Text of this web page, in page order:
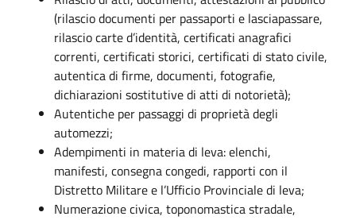
(rilascio documenti per passaporti e lasciapassare,
rilascio carte d’identità, certificati anagrafici
correnti, certificati storici, certificati di stato civile,
autentica di firme, documenti, fotografie,
dichiarazioni sostitutive di atti di notorietà);
Autentiche per passaggi di proprietà degli
automezzi;
Adempimenti in materia di leva: elenchi,
manifesti, consegna congedi, rapporti con il
Distretto Militare e l’Ufficio Provinciale di leva;
Numerazione civica, toponomastica stradale,